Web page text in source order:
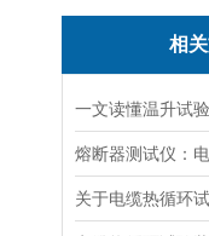
相
一文读懂温升试